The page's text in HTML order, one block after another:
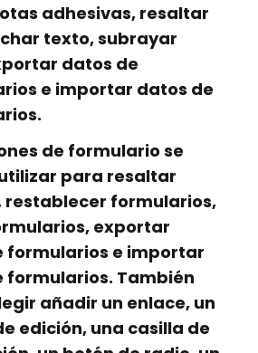
adhesivas, resaltar
texto, subrayar
datos de
e importar datos de
de formulario se
para resaltar
restablecer formularios,
exportar
formularios e importar
formularios. También
añadir un enlace, un
edición, una casilla de